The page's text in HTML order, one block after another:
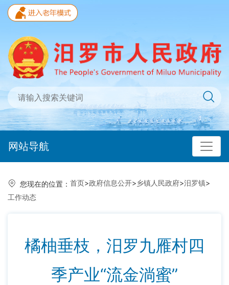
网站导航
您现在的位置： 首页>政府信息公开>乡镇人民政府>汨罗镇>
工作动态
橘柚垂枝，汨罗九雁村四
季产业“流金淌蜜”